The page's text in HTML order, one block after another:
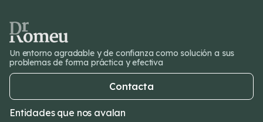
Un entorno agradable y de confianza como solución a sus
problemas de forma práctica y efectiva
Contacta
Entidades que nos avalan